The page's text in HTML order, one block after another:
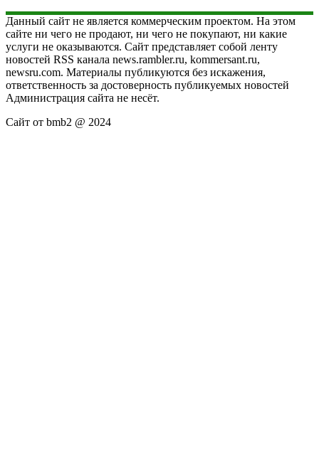
Данный сайт не является коммерческим проектом. На этом
сайте ни чего не продают, ни чего не покупают, ни какие
услуги не оказываются. Сайт представляет собой ленту
новостей RSS канала news.rambler.ru, kommersant.ru,
newsru.com. Материалы публикуются без искажения,
ответственность за достоверность публикуемых новостей
Администрация сайта не несёт.
Сайт от bmb2 @ 2024